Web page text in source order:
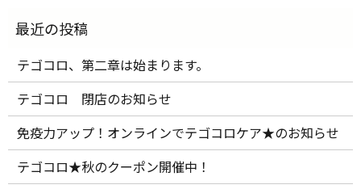
テゴコロ、第二章は始まります。
テゴコロ 閉店のお知らせ
免疫力アップ！オンラインでテゴコロケア★のお知らせ
テゴコロ★秋のクーポン開催中！